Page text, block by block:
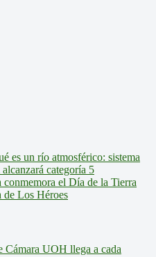
es un río atmosférico: sistema
categoría 5
el Día de la Tierra
de Los Héroes
Cámara UOH llega a cada